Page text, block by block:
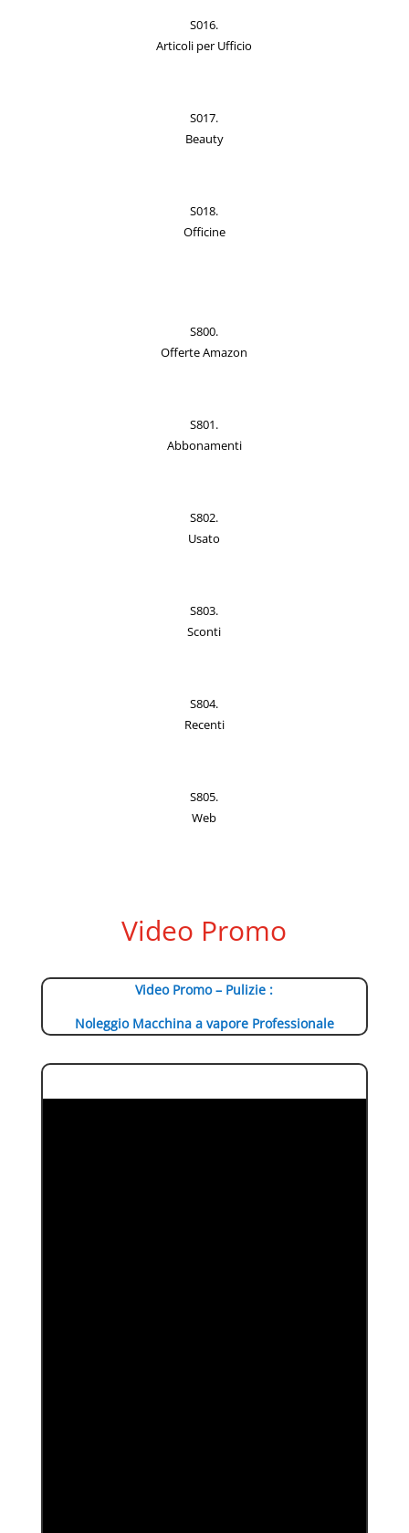
S016.
Articoli per Ufficio
S017.
Beauty
S018.
Officine
S800.
Offerte Amazon
S801.
Abbonamenti
S802.
Usato
S803.
Sconti
S804.
Recenti
S805.
Web
Video Promo
Video Promo – Pulizie :
Noleggio Macchina a vapore Professionale